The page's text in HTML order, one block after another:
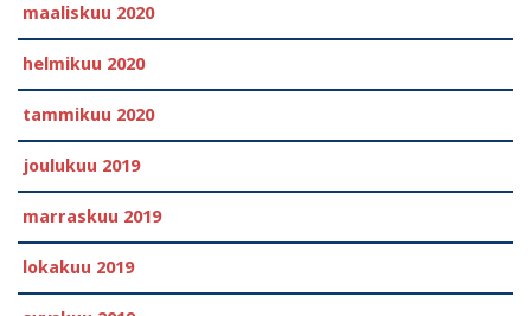
maaliskuu 2020
helmikuu 2020
tammikuu 2020
joulukuu 2019
marraskuu 2019
lokakuu 2019